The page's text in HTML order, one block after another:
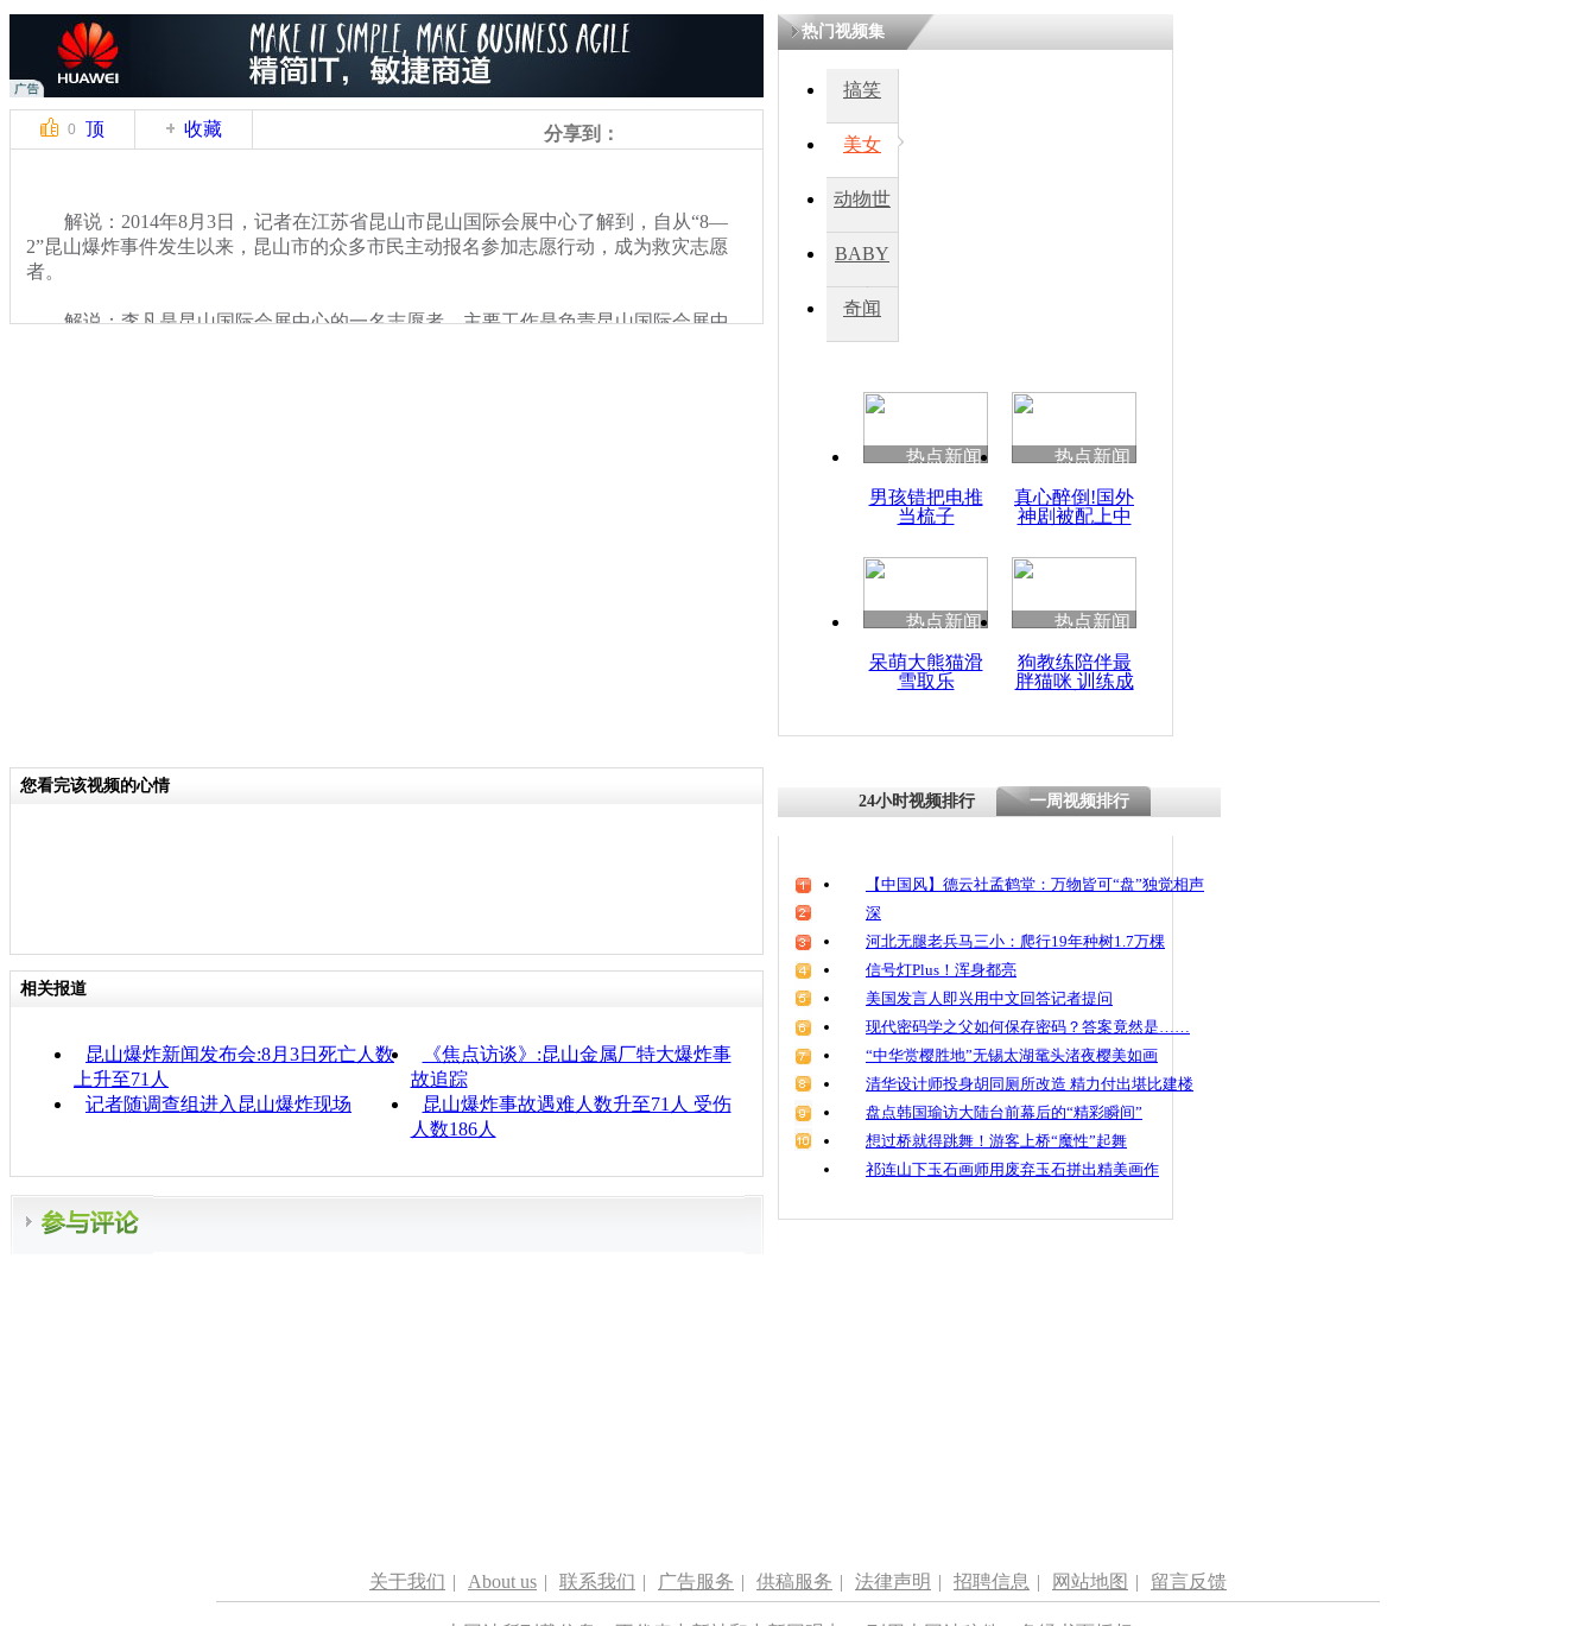
因
度苗族花山节
魂
0 顶 收藏 分享到：
解说：2014年8月3日，记者在江苏省昆山市昆山国际会展中心了解到，自从“8—
2”昆山爆炸事件发生以来，昆山市的众多市民主动报名参加志愿行动，成为救灾志愿
者。
解说：李凡是昆山国际会展中心的一名志愿者，主要工作是负责昆山国际会展中
热门视频集
搞笑
美女
动物世
BABY
秀
奇闻
热点新闻
男孩错把电推
当梳子
热点新闻
真心醉倒!国外
神剧被配上中
热点新闻
呆萌大熊猫滑
雪取乐
热点新闻
狗教练陪伴最
胖猫咪 训练成
您看完该视频的心情
相关报道
昆山爆炸新闻发布会:8月3日死亡人数
上升至71人
《焦点访谈》:昆山金属厂特大爆炸事
故追踪
记者随调查组进入昆山爆炸现场
昆山爆炸事故遇难人数升至71人 受伤
人数186人
24小时视频排行 一周视频排行
【中国风】德云社孟鹤堂：万物皆可“盘”独觉相声
深
河北无腿老兵马三小：爬行19年种树1.7万棵
信号灯Plus！浑身都亮
美国发言人即兴用中文回答记者提问
现代密码学之父如何保存密码？答案竟然是……
“中华赏樱胜地”无锡太湖鼋头渚夜樱美如画
清华设计师投身胡同厕所改造 精力付出堪比建楼
盘点韩国瑜访大陆台前幕后的“精彩瞬间”
想过桥就得跳舞！游客上桥“魔性”起舞
祁连山下玉石画师用废弃玉石拼出精美画作
关于我们 | About us | 联系我们 | 广告服务 | 供稿服务 | 法律声明 | 招聘信息 | 网站地图 | 留言反馈